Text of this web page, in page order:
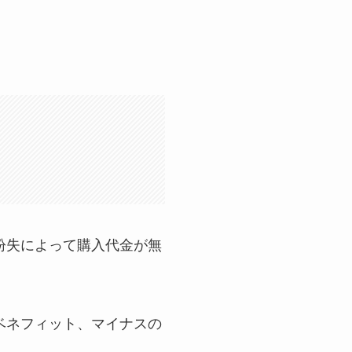
失によって購入代金が無
ネフィット、マイナスの